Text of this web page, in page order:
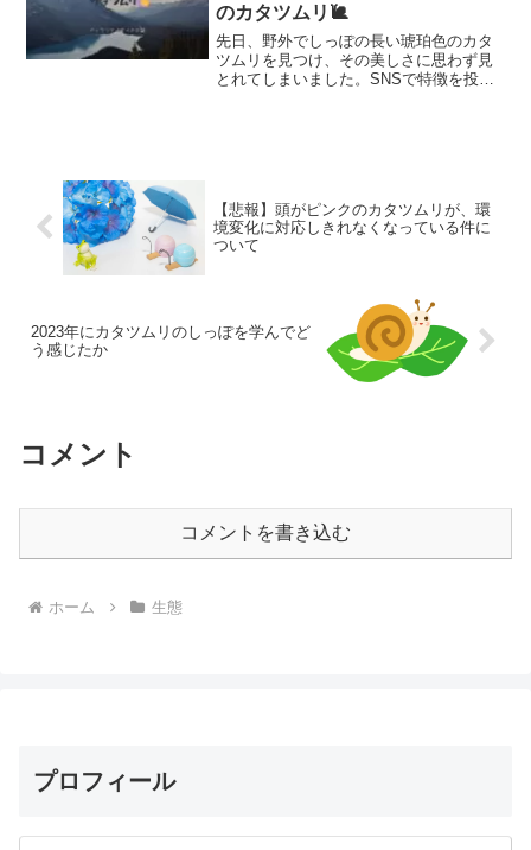
のカタツムリ🐌
先日、野外でしっぽの長い琥珀色のカタ
ツムリを見つけ、その美しさに思わず見
とれてしまいました。SNSで特徴を投稿
【悲報】頭がピンクのカタツムリが、環
境変化に対応しきれなくなっている件に
ついて
2023年にカタツムリのしっぽを学んでど
う感じたか
コメント
コメントを書き込む
ホーム 生態
プロフィール